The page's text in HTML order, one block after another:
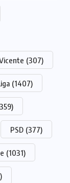
(307)
(1407)
PSD (377)
(1031)